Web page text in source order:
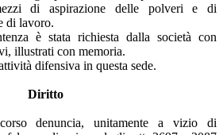
di aspirazione delle polveri e di
di lavoro.
è stata richiesta dalla società con
illustrati con memoria.
difensiva in questa sede.
Diritto
denuncia, unitamente a vizio di